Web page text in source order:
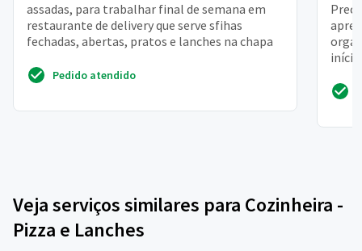
assadas, para trabalhar final de semana em
restaurante de delivery que serve sfihas
fechadas, abertas, pratos e lanches na chapa
Pedido atendido
Veja serviços similares para Cozinheira -
Pizza e Lanches